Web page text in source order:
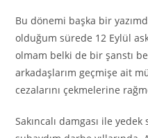
Bu dönemi başka bir
olduğum sürede 12 Eylül
olmam belki de bir şanstı
arkadaşlarım geçmişe ait
cezalarını çekmelerine
Sakıncalı damgası ile